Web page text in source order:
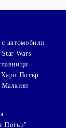
автомобили
Wars
Хари Потър
Малкият
Потър"